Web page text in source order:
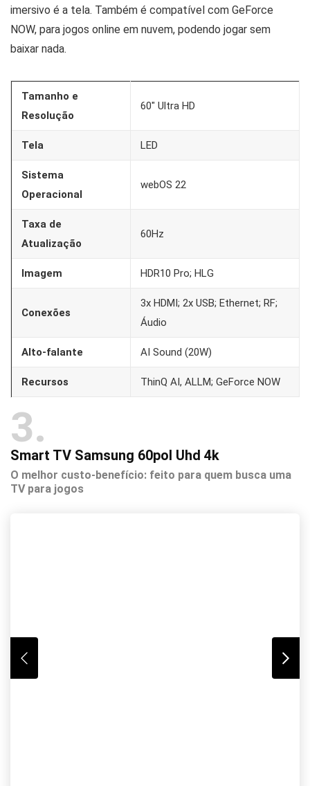
imersivo é a tela. Também é compatível com GeForce
NOW, para jogos online em nuvem, podendo jogar sem
baixar nada.
Tamanho e
Resolução
60″ Ultra HD
Tela LED
Sistema
Operacional
webOS 22
Taxa de
Atualização
60Hz
Imagem HDR10 Pro; HLG
Conexões
3x HDMI; 2x USB; Ethernet; RF;
Áudio
Alto-falante AI Sound (20W)
Recursos ThinQ AI, ALLM; GeForce NOW
3
Smart TV Samsung 60pol Uhd 4k
O melhor custo-benefício: feito para quem busca uma
TV para jogos